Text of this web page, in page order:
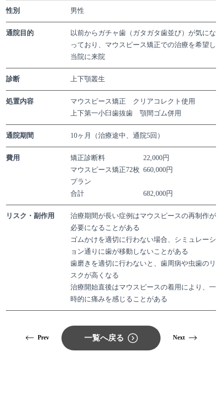
性別 男性
通院目的
以前からガチャ歯（ガタガタ歯並び）が気にな
っており、マウスピース矯正での治療を希望し
当院に来院
診断 上下顎叢生
処置内容
マウスピース矯正 クリアコレクト使用
上下第一小臼歯抜歯 顎間ゴム併用
通院期間 10ヶ月（治療途中、通院5回）
費用 矯正診断料
22,000円
マウスピース矯正72枚
プラン
660,000円
合計 682,000円
リスク・副作用
治療期間が長い症例はマウスピースの再制作が
必要になることがある
ゴムかけを適切に行わない場合、シミュレーシ
ョン通りに歯が移動しないことがある
歯磨きを適切に行わないと、歯周病や虫歯のリ
スクが高くなる
治療開始直後はマウスピースの着用により、一
時的に痛みを感じることがある
Prev 一覧へ戻る Next